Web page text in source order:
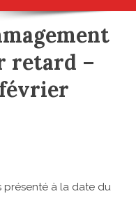
retard –
présenté à la date du